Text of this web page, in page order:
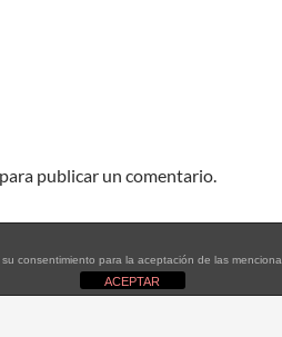
para publicar un comentario.
consentimiento para la aceptación de las
ACEPTAR